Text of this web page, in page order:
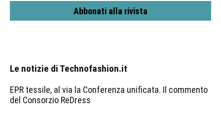
Abbonati alla rivista
Le notizie di Technofashion.it
EPR tessile, al via la Conferenza unificata. Il commento
del Consorzio ReDress